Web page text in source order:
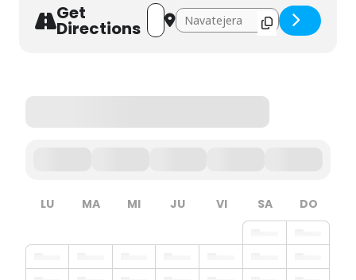
Get
Directions
Address - Uco, un paisano diferente []
Destination Address - Uco, un
LU MA MI JU VI SA DO